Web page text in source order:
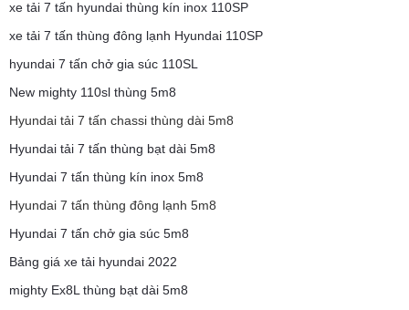
xe tải 7 tấn hyundai thùng kín inox 110SP
xe tải 7 tấn thùng đông lạnh Hyundai 110SP
hyundai 7 tấn chở gia súc 110SL
New mighty 110sl thùng 5m8
Hyundai tải 7 tấn chassi thùng dài 5m8
Hyundai tải 7 tấn thùng bạt dài 5m8
Hyundai 7 tấn thùng kín inox 5m8
Hyundai 7 tấn thùng đông lạnh 5m8
Hyundai 7 tấn chở gia súc 5m8
Bảng giá xe tải hyundai 2022
mighty Ex8L thùng bạt dài 5m8